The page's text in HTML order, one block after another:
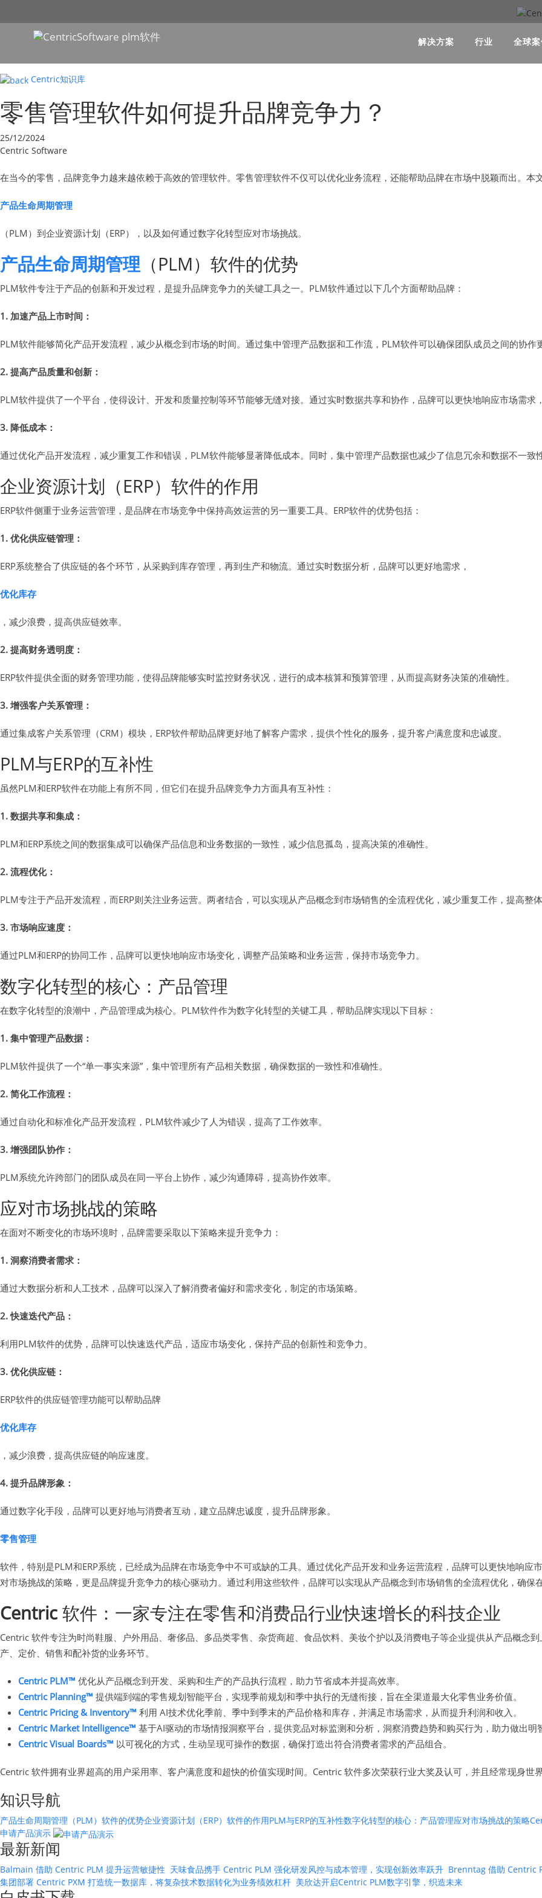
解决方案 行业 全球
Centric知识库
零售管理软件如何提升品牌竞争力？
25/12/2024
Centric Software
在当今的零售，品牌竞争力越来越依赖于高效的管理软件。零售管理软件不仅可以优化业务流程，还能帮助品牌在市场中脱颖而出。
产品生命周期管理
（PLM）到企业资源计划（ERP），以及如何通过数字化转型应对市场挑战。
产品生命周期管理 （PLM）软件的优势
PLM软件专注于产品的创新和开发过程，是提升品牌竞争力的关键工具之一。PLM软件通过以下几个方面帮助品牌：
1. 加速产品上市时间：
PLM软件能够简化产品开发流程，减少从概念到市场的时间。通过集中管理产品数据和工作流，PLM软件可以确保团队成员之间的协
2. 提高产品质量和创新：
PLM软件提供了一个平台，使得设计、开发和质量控制等环节能够无缝对接。通过实时数据共享和协作，品牌可以更快地响应市场需求
3. 降低成本：
通过优化产品开发流程，减少重复工作和错误，PLM软件能够显著降低成本。同时，集中管理产品数据也减少了信息冗余和数据不一致
企业资源计划（ERP）软件的作用
ERP软件侧重于业务运营管理，是品牌在市场竞争中保持高效运营的另一重要工具。ERP软件的优势包括：
1. 优化供应链管理：
ERP系统整合了供应链的各个环节，从采购到库存管理，再到生产和物流。通过实时数据分析，品牌可以更好地需求，
优化库存
，减少浪费，提高供应链效率。
2. 提高财务透明度：
ERP软件提供全面的财务管理功能，使得品牌能够实时监控财务状况，进行的成本核算和预算管理，从而提高财务决策的准确性。
3. 增强客户关系管理：
通过集成客户关系管理（CRM）模块，ERP软件帮助品牌更好地了解客户需求，提供个性化的服务，提升客户满意度和忠诚度。
PLM与ERP的互补性
虽然PLM和ERP软件在功能上有所不同，但它们在提升品牌竞争力方面具有互补性：
1. 数据共享和集成：
PLM和ERP系统之间的数据集成可以确保产品信息和业务数据的一致性，减少信息孤岛，提高决策的准确性。
2. 流程优化：
PLM专注于产品开发流程，而ERP则关注业务运营。两者结合，可以实现从产品概念到市场销售的全流程优化，减少重复工作，提高整
3. 市场响应速度：
通过PLM和ERP的协同工作，品牌可以更快地响应市场变化，调整产品策略和业务运营，保持市场竞争力。
数字化转型的核心：产品管理
在数字化转型的浪潮中，产品管理成为核心。PLM软件作为数字化转型的关键工具，帮助品牌实现以下目标：
1. 集中管理产品数据：
PLM软件提供了一个“单一事实来源”，集中管理所有产品相关数据，确保数据的一致性和准确性。
2. 简化工作流程：
通过自动化和标准化产品开发流程，PLM软件减少了人为错误，提高了工作效率。
3. 增强团队协作：
PLM系统允许跨部门的团队成员在同一平台上协作，减少沟通障碍，提高协作效率。
应对市场挑战的策略
在面对不断变化的市场环境时，品牌需要采取以下策略来提升竞争力：
1. 洞察消费者需求：
通过大数据分析和人工技术，品牌可以深入了解消费者偏好和需求变化，制定的市场策略。
2. 快速迭代产品：
利用PLM软件的优势，品牌可以快速迭代产品，适应市场变化，保持产品的创新性和竞争力。
3. 优化供应链：
ERP软件的供应链管理功能可以帮助品牌
优化库存
，减少浪费，提高供应链的响应速度。
4. 提升品牌形象：
通过数字化手段，品牌可以更好地与消费者互动，建立品牌忠诚度，提升品牌形象。
零售管理
软件，特别是PLM和ERP系统，已经成为品牌在市场竞争中不可或缺的工具。通过优化产品开发和业务运营流程，品牌可以更快地响
对市场挑战的策略，更是品牌提升竞争力的核心驱动力。通过利用这些软件，品牌可以实现从产品概念到市场销售的全流程优化，确保
Centric 软件：一家专注在零售和消费品行业快速增长的科技企业
Centric 软件专注为时尚鞋服、户外用品、奢侈品、多品类零售、杂货商超、食品饮料、美妆个护以及消费电子等企业提供从产品概念
产、定价、销售和配补货的业务环节。
Centric PLM™ 优化从产品概念到开发、采购和生产的产品执行流程，助力节省成本并提高效率。
Centric Planning™ 提供端到端的零售规划智能平台，实现季前规划和季中执行的无缝衔接，旨在全渠道最大化零售业务价值。
Centric Pricing & Inventory™ 利用 AI技术优化季前、季中到季末的产品价格和库存，并满足市场需求，从而提升利润和收入。
Centric Market Intelligence™ 基于AI驱动的市场情报洞察平台，提供竞品对标监测和分析，洞察消费趋势和购买行为，助力做出明
Centric Visual Boards™ 以可视化的方式，生动呈现可操作的数据，确保打造出符合消费者需求的产品组合。
Centric 软件拥有业界超高的用户采用率、客户满意度和超快的价值实现时间。Centric 软件多次荣获行业大奖及认可，并且经常现身世
知识导航
产品生命周期管理（PLM）软件的优势企业资源计划（ERP）软件的作用PLM与ERP的互补性数字化转型的核心：产品管理应对市场挑战的策略
申请产品演示
最新新闻
Balmain 借助 Centric PLM 提升运营敏捷性 天味食品携手 Centric PLM 强化研发风控与成本管理，实现创新效率跃升 Brenntag 借助 Centric
集团部署 Centric PXM 打造统一数据库，将复杂技术数据转化为业务绩效杠杆 美欣达开启Centric PLM数字引擎，织造未来